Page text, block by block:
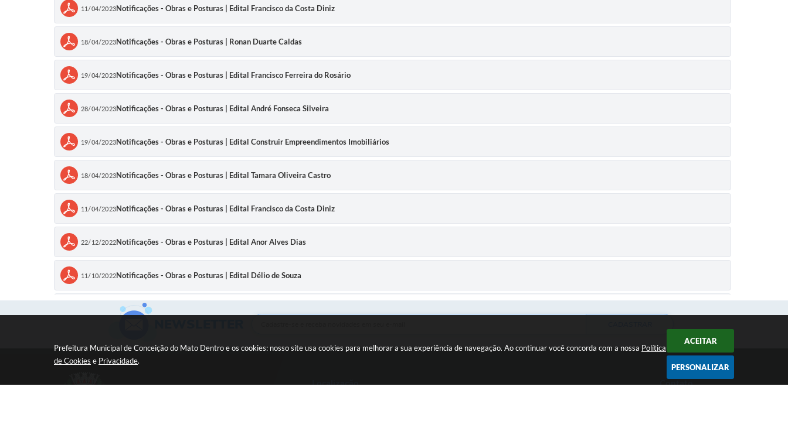
Prefeitura Municipal de Conceição do Mato Dentro e os cookies: nosso site usa cookies para melhorar a sua experiência de navegação. Ao continuar você concorda com a nossa Política
de Cookies e Privacidade.
ACEITAR
PERSONALIZAR
11/04/2023Notificações - Obras e Posturas | Edital Francisco da Costa Diniz
18/04/2023Notificações - Obras e Posturas | Ronan Duarte Caldas
19/04/2023Notificações - Obras e Posturas | Edital Francisco Ferreira do Rosário
28/04/2023Notificações - Obras e Posturas | Edital André Fonseca Silveira
19/04/2023Notificações - Obras e Posturas | Edital Construir Empreendimentos Imobiliários
18/04/2023Notificações - Obras e Posturas | Edital Tamara Oliveira Castro
11/04/2023Notificações - Obras e Posturas | Edital Francisco da Costa Diniz
22/12/2022Notificações - Obras e Posturas | Edital Anor Alves Dias
11/10/2022Notificações - Obras e Posturas | Edital Délio de Souza
Notificações - Obras e Posturas | Edital João dos Santos Pimenta
Notificações - Obras e Posturas | EDITAL DE NOTIFICAÇÃO AUTO DE INFRAÇÃO PARA ACOMPANHAMENTO DE VISTORIA OU PARA CUMPRIMENTO DE LAUDO DE VISTORIA – Caio
Localização Contato